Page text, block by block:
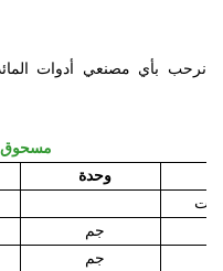
نرحب بأي مصنعي أدوات
مسحوق
وحدة
جم
جم